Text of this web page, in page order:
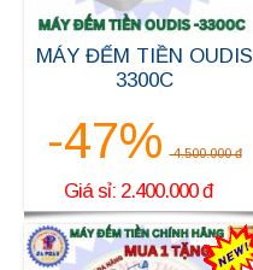
MÁY ĐẾM TIỀN OUDIS
3300C
-47% 4.500.000 đ
Giá sỉ: 2.400.000 đ